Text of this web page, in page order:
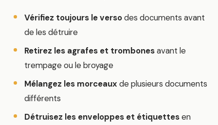
Vérifiez toujours le versodes documents avant
de les détruire
Retirez les agrafes et trombonesavant le
trempage ou le broyage
Mélangez les morceaux de plusieurs documents
différents
Détruisez les enveloppes et étiquettesen